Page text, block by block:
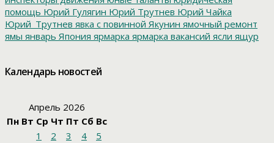
помощь Юрий Гулягин Юрий Трутнев Юрий Чайка
Юрий_Трутнев явка с повинной Якунин ямочный ремонт
ямы январь Япония ярмарка ярмарка вакансий ясли ящур
Календарь новостей
Апрель 2026
Пн Вт Ср Чт Пт Сб Вс
1
2 3 4
5